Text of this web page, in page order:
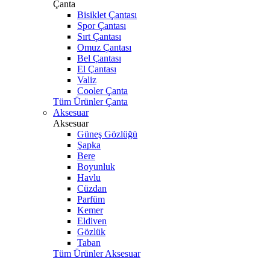
Çanta
Bisiklet Çantası
Spor Çantası
Sırt Çantası
Omuz Çantası
Bel Çantası
El Çantası
Valiz
Cooler Çanta
Tüm Ürünler Çanta
Aksesuar
Aksesuar
Güneş Gözlüğü
Şapka
Bere
Boyunluk
Havlu
Cüzdan
Parfüm
Kemer
Eldiven
Gözlük
Taban
Tüm Ürünler Aksesuar